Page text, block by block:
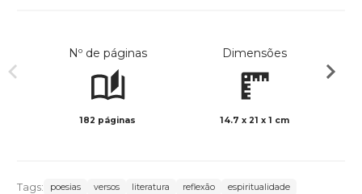
Nº de páginas
182 páginas
Dimensões
14.7 x 21 x 1 cm
Tags: poesias versos literatura reflexão espiritualidade